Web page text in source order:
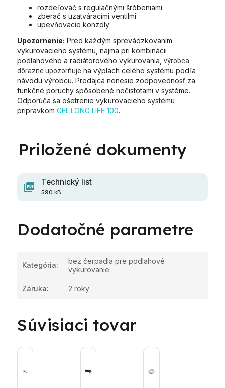
rozdeľovač s regulačnými šróbeniami
zberač s uzatváracími ventilmi
upevňovacie konzoly
Upozornenie: Pred každým sprevádzkovaním
vykurovacieho systému, najmä pri kombinácii
podlahového a radiátorového vykurovania, výrobca
dôrazne upozorňuje na výplach celého systému podľa
návodu výrobcu. Predajca nenesie zodpovednosť za
funkčné poruchy spôsobené nečistotami v systéme.
Odporúča sa ošetrenie vykurovacieho systému
prípravkom GEL.LONG LIFE 100.
Technický list
590 kB
Dodatočné parametre
Kategória:
bez čerpadla pre podlahové
vykurovanie
Záruka: 2 roky
Súvisiaci tovar